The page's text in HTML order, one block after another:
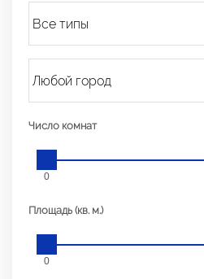
Число комнат
0
Площадь (кв. м.)
0